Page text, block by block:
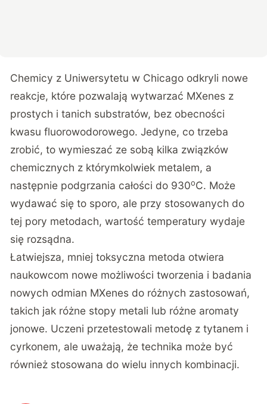
Chemicy z Uniwersytetu w Chicago odkryli nowe
reakcje, które pozwalają wytwarzać MXenes z
prostych i tanich substratów, bez obecności
kwasu fluorowodorowego. Jedyne, co trzeba
zrobić, to wymieszać ze sobą kilka związków
chemicznych z którymkolwiek metalem, a
następnie podgrzania całości do 930oC. Może
wydawać się to sporo, ale przy stosowanych do
tej pory metodach, wartość temperatury wydaje
się rozsądna.
Łatwiejsza, mniej toksyczna metoda otwiera
naukowcom nowe możliwości tworzenia i badania
nowych odmian MXenes do różnych zastosowań,
takich jak różne stopy metali lub różne aromaty
jonowe. Uczeni przetestowali metodę z tytanem i
cyrkonem, ale uważają, że technika może być
również stosowana do wielu innych kombinacji.